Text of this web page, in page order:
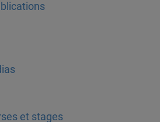
et stages